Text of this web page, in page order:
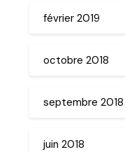
février 2019
octobre 2018
septembre 2018
juin 2018